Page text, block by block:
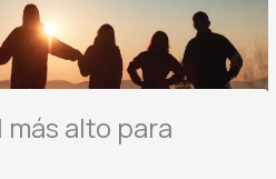
alto para